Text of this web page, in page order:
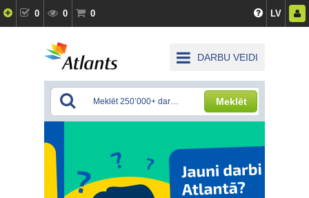
0 0 0 LV
DARBU VEIDI
Meklēt